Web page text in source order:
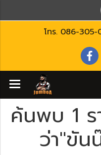
โทร. 086-305-
ค้นพบ 1 ร
ว่า"ขัน